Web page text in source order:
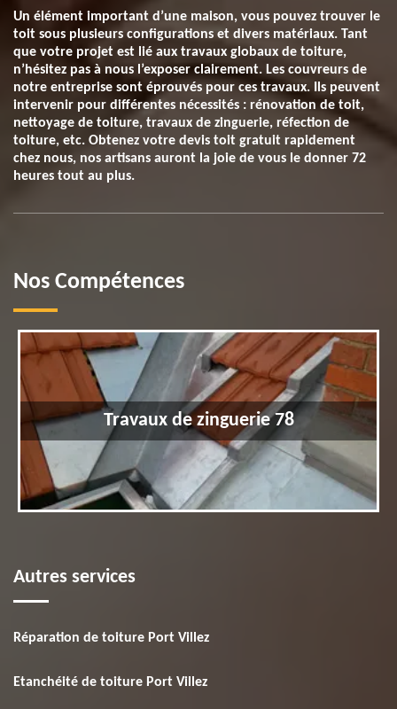
Un élément important d’une maison, vous pouvez trouver le
toit sous plusieurs configurations et divers matériaux. Tant
que votre projet est lié aux travaux globaux de toiture,
n’hésitez pas à nous l’exposer clairement. Les couvreurs de
notre entreprise sont éprouvés pour ces travaux. Ils peuvent
intervenir pour différentes nécessités : rénovation de toit,
nettoyage de toiture, travaux de zinguerie, réfection de
toiture, etc. Obtenez votre devis toit gratuit rapidement
chez nous, nos artisans auront la joie de vous le donner 72
heures tout au plus.
Nos Compétences
Travaux de zinguerie 78
Autres services
Réparation de toiture Port Villez
Etanchéité de toiture Port Villez